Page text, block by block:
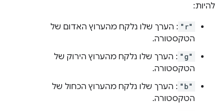
להיות:
"r" : הערך שלו נלקח מהערוץ האדום של
הטקסטורה.
"g" : הערך שלו נלקח מהערוץ הירוק של
הטקסטורה.
"b" : הערך שלו נלקח מהערוץ הכחול של
הטקסטורה.